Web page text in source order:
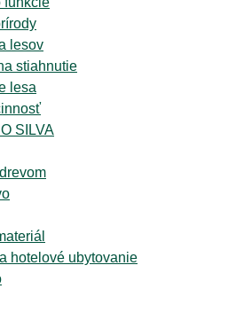
lesov
stiahnutie
lesa
SILVA
hotelové ubytovanie